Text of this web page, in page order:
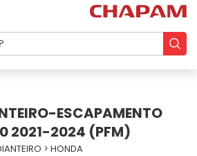
ESCAPAMENTO
2021-2024 (PFM)
> HONDA